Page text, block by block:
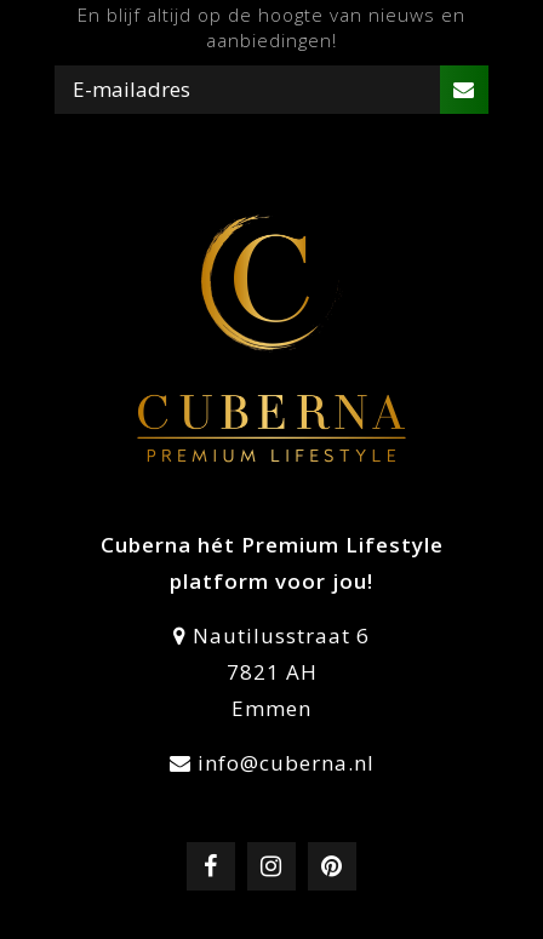
En blijf altijd op de hoogte van nieuws en
aanbiedingen!
Cuberna hét Premium Lifestyle
platform voor jou!
Nautilusstraat 6
7821 AH
Emmen
info@cuberna.nl